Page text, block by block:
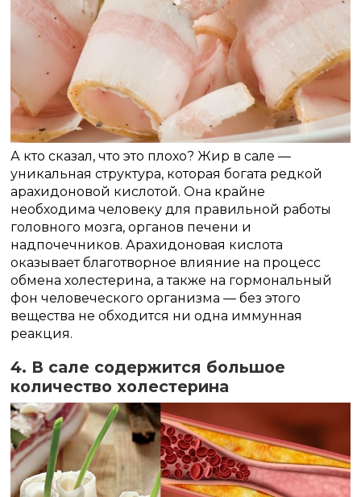
А кто сказал, что это плохо? Жир в сале —
уникальная структура, которая богата редкой
арахидоновой кислотой. Она крайне
необходима человеку для правильной работы
головного мозга, органов печени и
надпочечников. Арахидоновая кислота
оказывает благотворное влияние на процесс
обмена холестерина, а также на гормональный
фон человеческого организма — без этого
вещества не обходится ни одна иммунная
реакция.
4. В сале содержится большое
количество холестерина